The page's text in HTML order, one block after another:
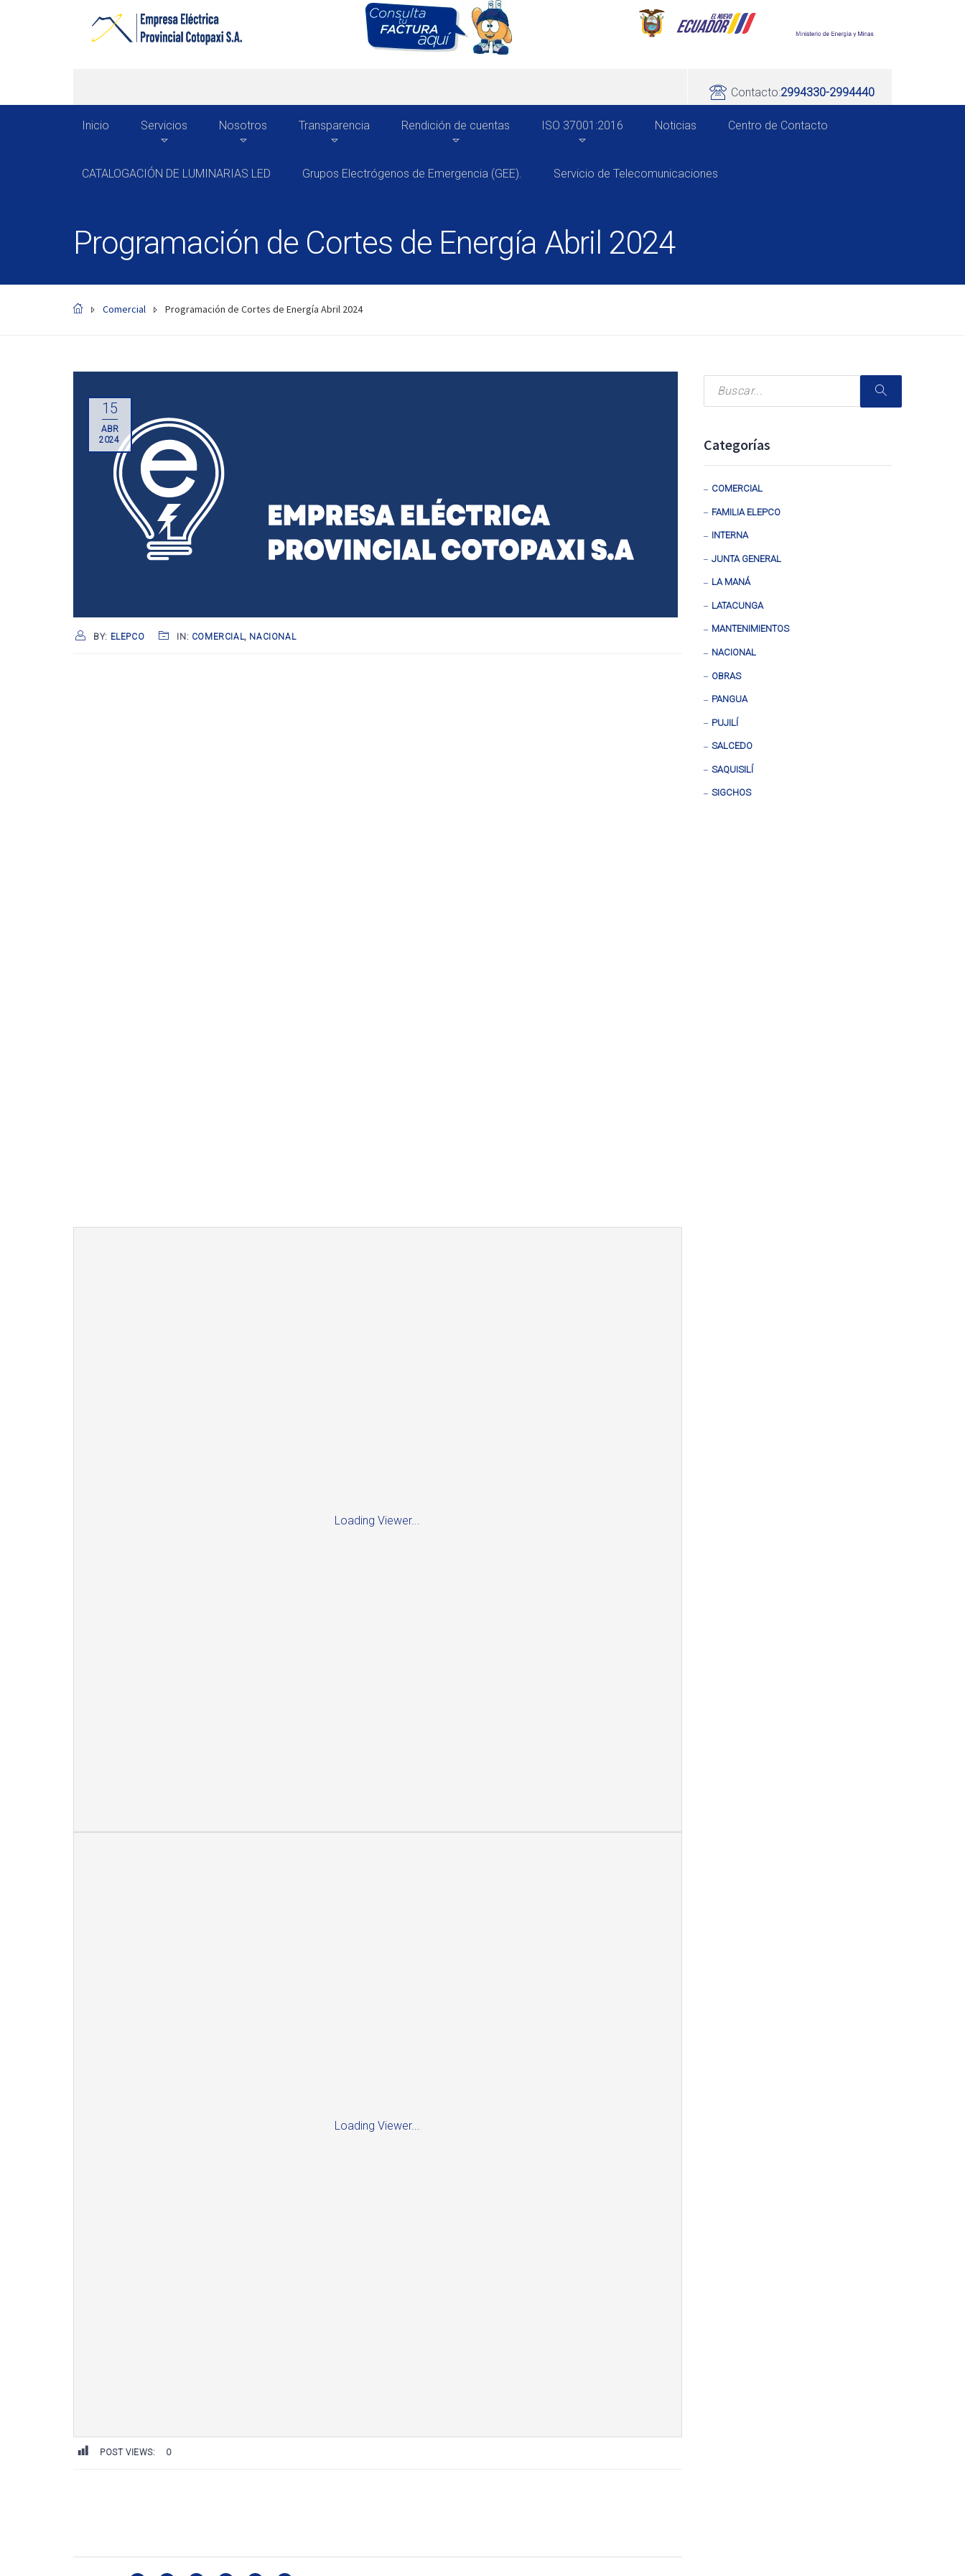
Contacto:2994330-2994440
Inicio Servicios Nosotros Transparencia Rendición de cuentas ISO 37001:2016 Noticias Centro de Contacto
CATALOGACIÓN DE LUMINARIAS LED Grupos Electrógenos de Emergencia (GEE). Servicio de Telecomunicaciones
Programación de Cortes de Energía Abril 2024
Comercial Programación de Cortes de Energía Abril 2024
15
ABR
2024
BY: ELEPCO IN: COMERCIAL, NACIONAL
Loading Viewer...
Loading Viewer...
POST VIEWS: 0
Categorías
COMERCIAL
FAMILIA ELEPCO
INTERNA
JUNTA GENERAL
LA MANÁ
LATACUNGA
MANTENIMIENTOS
NACIONAL
OBRAS
PANGUA
PUJILÍ
SALCEDO
SAQUISILÍ
SIGCHOS